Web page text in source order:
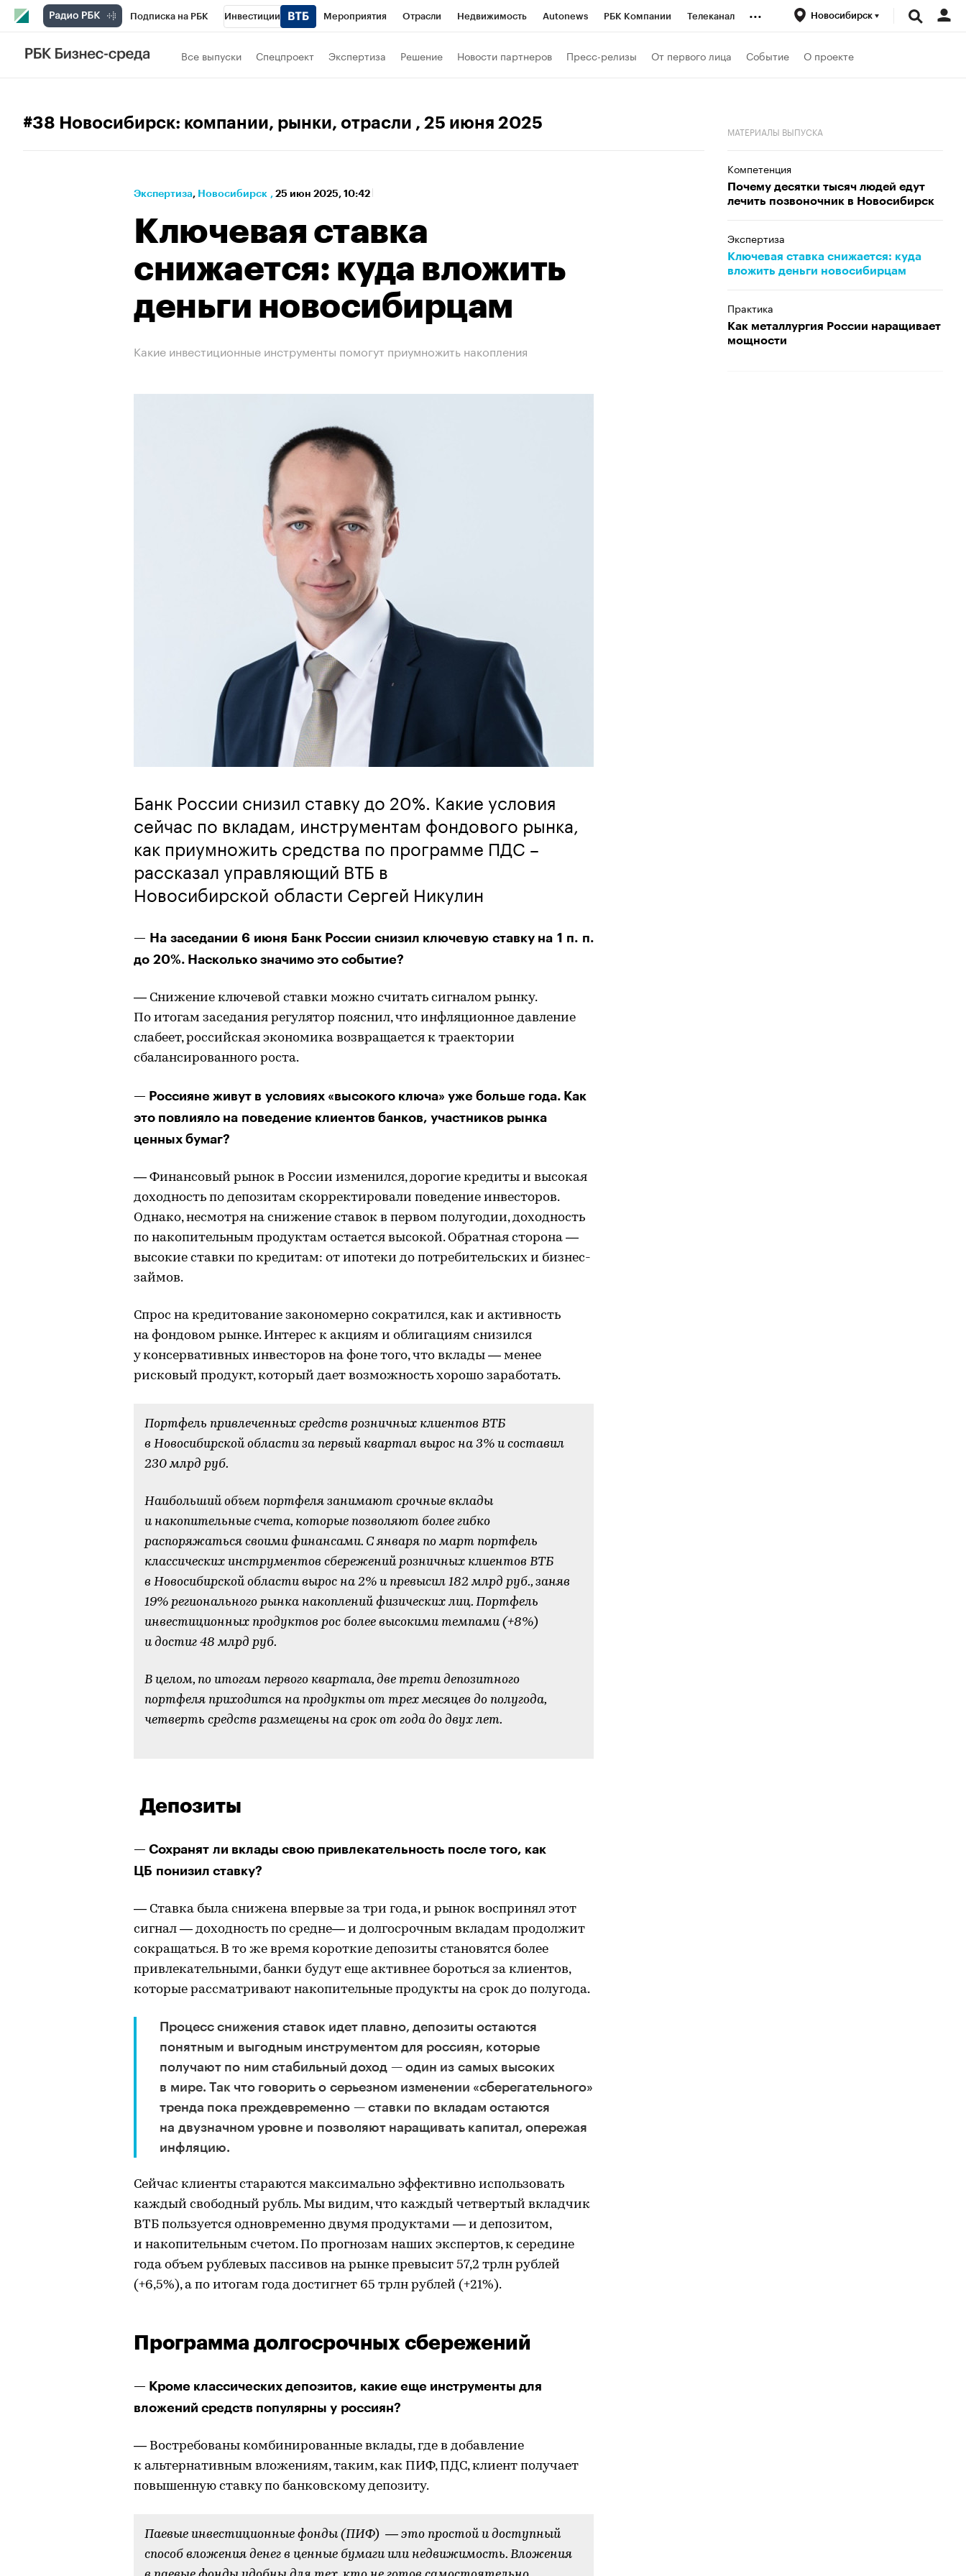
Подписка на РБК Инвестиции Мероприятия Отрасли Недвижимость Autonews РБК Компании Телеканал
РБК Вино
Кредитные рейтинги
... Новосибирск
Все выпуски Спецпроект Экспертиза Решение Новости партнеров Пресс-релизы От первого лица Событие О проекте
#38 Новосибирск: компании, рынки, отрасли , 25 июня 2025
Экспертиза⁠, Новосибирск , 25 июн 2025, 10:42
Ключевая ставка
снижается: куда вложить
деньги новосибирцам
Какие инвестиционные инструменты помогут приумножить накопления
Банк России снизил ставку до 20%. Какие условия
сейчас по вкладам, инструментам фондового рынка,
как приумножить средства по программе ПДС –
рассказал управляющий ВТБ в
Новосибирской области Сергей Никулин
— На заседании 6 июня Банк России снизил ключевую ставку на 1 п. п.
до 20%. Насколько значимо это событие?
— Снижение ключевой ставки можно считать сигналом рынку.
По итогам заседания регулятор пояснил, что инфляционное давление
слабеет, российская экономика возвращается к траектории
сбалансированного роста.
— Россияне живут в условиях «высокого ключа» уже больше года. Как
это повлияло на поведение клиентов банков, участников рынка
ценных бумаг?
— Финансовый рынок в России изменился, дорогие кредиты и высокая
доходность по депозитам скорректировали поведение инвесторов.
Однако, несмотря на снижение ставок в первом полугодии, доходность
по накопительным продуктам остается высокой. Обратная сторона —
высокие ставки по кредитам: от ипотеки до потребительских и бизнес-
займов.
Спрос на кредитование закономерно сократился, как и активность
на фондовом рынке. Интерес к акциям и облигациям снизился
у консервативных инвесторов на фоне того, что вклады — менее
рисковый продукт, который дает возможность хорошо заработать.
Портфель привлеченных средств розничных клиентов ВТБ
в Новосибирской области за первый квартал вырос на 3% и составил
230 млрд руб.
Наибольший объем портфеля занимают срочные вклады
и накопительные счета, которые позволяют более гибко
распоряжаться своими финансами. С января по март портфель
классических инструментов сбережений розничных клиентов ВТБ
в Новосибирской области вырос на 2% и превысил 182 млрд руб., заняв
19% регионального рынка накоплений физических лиц. Портфель
инвестиционных продуктов рос более высокими темпами (+8%)
и достиг 48 млрд руб.
В целом, по итогам первого квартала, две трети депозитного
портфеля приходится на продукты от трех месяцев до полугода,
четверть средств размещены на срок от года до двух лет.
-Депозиты
— Сохранят ли вклады свою привлекательность после того, как
ЦБ понизил ставку?
— Ставка была снижена впервые за три года, и рынок воспринял этот
сигнал — доходность по средне— и долгосрочным вкладам продолжит
сокращаться. В то же время короткие депозиты становятся более
привлекательными, банки будут еще активнее бороться за клиентов,
которые рассматривают накопительные продукты на срок до полугода.
Процесс снижения ставок идет плавно, депозиты остаются
понятным и выгодным инструментом для россиян, которые
получают по ним стабильный доход — один из самых высоких
в мире. Так что говорить о серьезном изменении «сберегательного»
тренда пока преждевременно — ставки по вкладам остаются
на двузначном уровне и позволяют наращивать капитал, опережая
инфляцию.
Сейчас клиенты стараются максимально эффективно использовать
каждый свободный рубль. Мы видим, что каждый четвертый вкладчик
ВТБ пользуется одновременно двумя продуктами — и депозитом,
и накопительным счетом. По прогнозам наших экспертов, к середине
года объем рублевых пассивов на рынке превысит 57,2 трлн рублей
(+6,5%), а по итогам года достигнет 65 трлн рублей (+21%).
Программа долгосрочных сбережений
— Кроме классических депозитов, какие еще инструменты для
вложений средств популярны у россиян?
— Востребованы комбинированные вклады, где в добавление
к альтернативным вложениям, таким, как ПИФ, ПДС, клиент получает
повышенную ставку по банковскому депозиту.
Паевые инвестиционные фонды (ПИФ) — это простой и доступный
способ вложения денег в ценные бумаги или недвижимость. Вложения
МАТЕРИАЛЫ ВЫПУСКА
Компетенция
Почему десятки тысяч людей едут
лечить позвоночник в Новосибирск
Экспертиза
Ключевая ставка снижается: куда
вложить деньги новосибирцам
Практика
Как металлургия России наращивает
мощности